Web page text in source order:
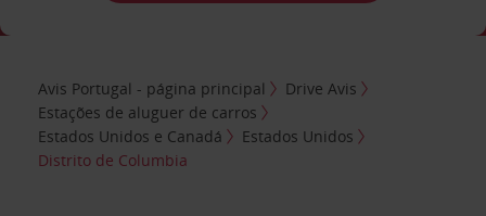
Avis Portugal - página principal
Drive Avis
Estações de aluguer de carros
Estados Unidos e Canadá
Estados Unidos
Distrito de Columbia